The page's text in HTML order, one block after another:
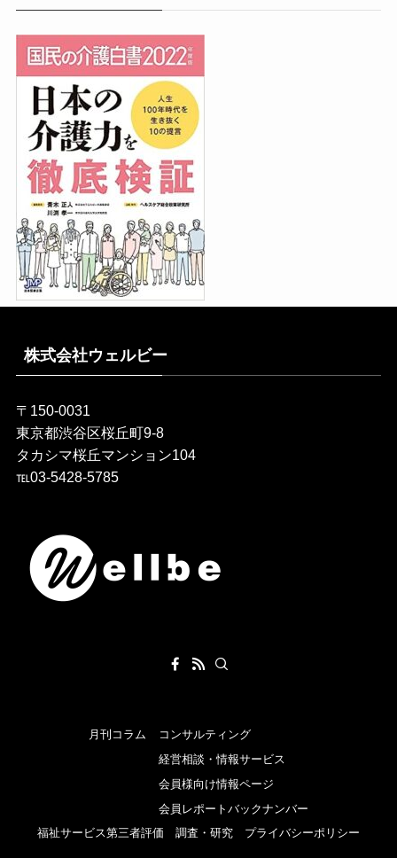
株式会社ウェルビー
〒150-0031
東京都渋谷区桜丘町9-8
タカシマ桜丘マンション104
℡03-5428-5785
月刊コラム
コンサルティング
経営相談・情報サービス
会員様向け情報ページ
会員レポートバックナンバー
福祉サービス第三者評価
調査・研究 プライバシーポリシー